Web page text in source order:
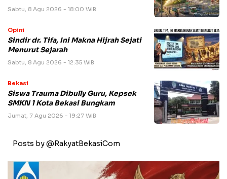
Sabtu, 8 Agu 2026 - 18:00 WIB
Opini
Sindir dr. Tifa, Ini Makna Hijrah Sejati
Menurut Sejarah
Sabtu, 8 Agu 2026 - 12:35 WIB
Bekasi
Siswa Trauma Dibully Guru, Kepsek
SMKN 1 Kota Bekasi Bungkam
Jumat, 7 Agu 2026 - 19:27 WIB
Posts by @RakyatBekasiCom